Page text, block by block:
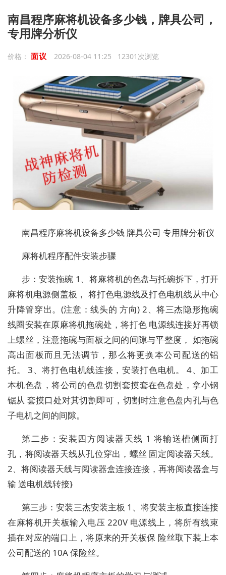
南昌程序麻将机设备多少钱，牌具公司，
专用牌分析仪
价格： 面议 2026-08-04 11:25 12301次浏览
南昌程序麻将机设备多少钱 牌具公司 专用牌分析仪
麻将机程序配件安装步骤
步：安装拖碗 1、将麻将机的色盘与托碗拆下，打开
麻将机电源侧盖板， 将打色电源线及打色电机线从中心
升降管穿出。(注意：线头的 方向) 2、将三杰隐形拖碗
线圈安装在原麻将机拖碗处，将打色 电源线连接好再锁
上螺丝，注意拖碗与面板之间的间隙与平整度， 如拖碗
高出面板而且无法调节，那么将更换本公司配送的铝
托。 3、将打色电机线连接，安装打色电机。 4、加工
本机色盘，将公司的色盘切割套摸套在色盘处，拿小钢
锯从 套摸口处对其切割即可，切割时注意色盘内孔与色
子电机之间的间隙。
第二步：安装四方阅读器天线 1 将输送槽侧面打
孔，将阅读器天线从孔位穿出，螺丝 固定阅读器天线。
2、将阅读器天线与阅读器盒连接连接，再将阅读器盒与
输 送电机线转接}
第三步：安装三杰安装主板 1、将安装主板直接连接
在麻将机开关板输入电压 220V 电源线上，将所有线束
插在对应的端口上，将原来的开关板保 险丝取下装上本
公司配送的 10A 保险丝。